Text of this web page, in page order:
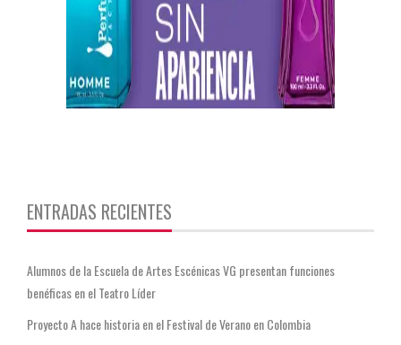
ENTRADAS RECIENTES
Alumnos de la Escuela de Artes Escénicas VG presentan funciones
benéficas en el Teatro Líder
Proyecto A hace historia en el Festival de Verano en Colombia